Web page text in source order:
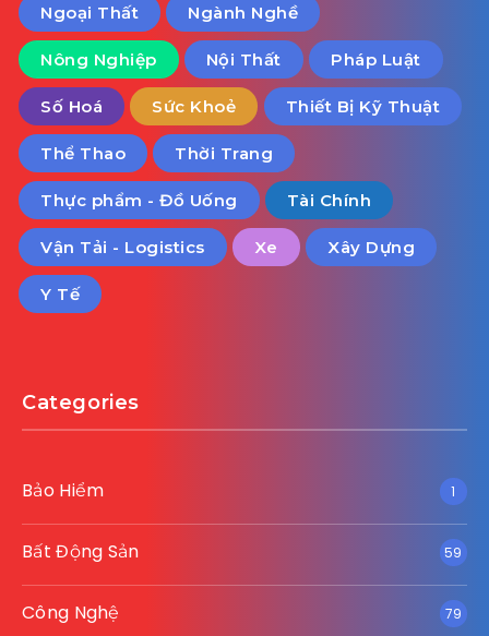
Ngoại Thất Ngành Nghề
Nông Nghiệp Nội Thất Pháp Luật
Số Hoá Sức Khoẻ Thiết Bị Kỹ Thuật
Thể Thao Thời Trang
Thực phẩm - Đồ Uống Tài Chính
Vận Tải - Logistics Xe Xây Dựng
Y Tế
Categories
Bảo Hiểm 1
Bất Động Sản 59
Công Nghệ 79